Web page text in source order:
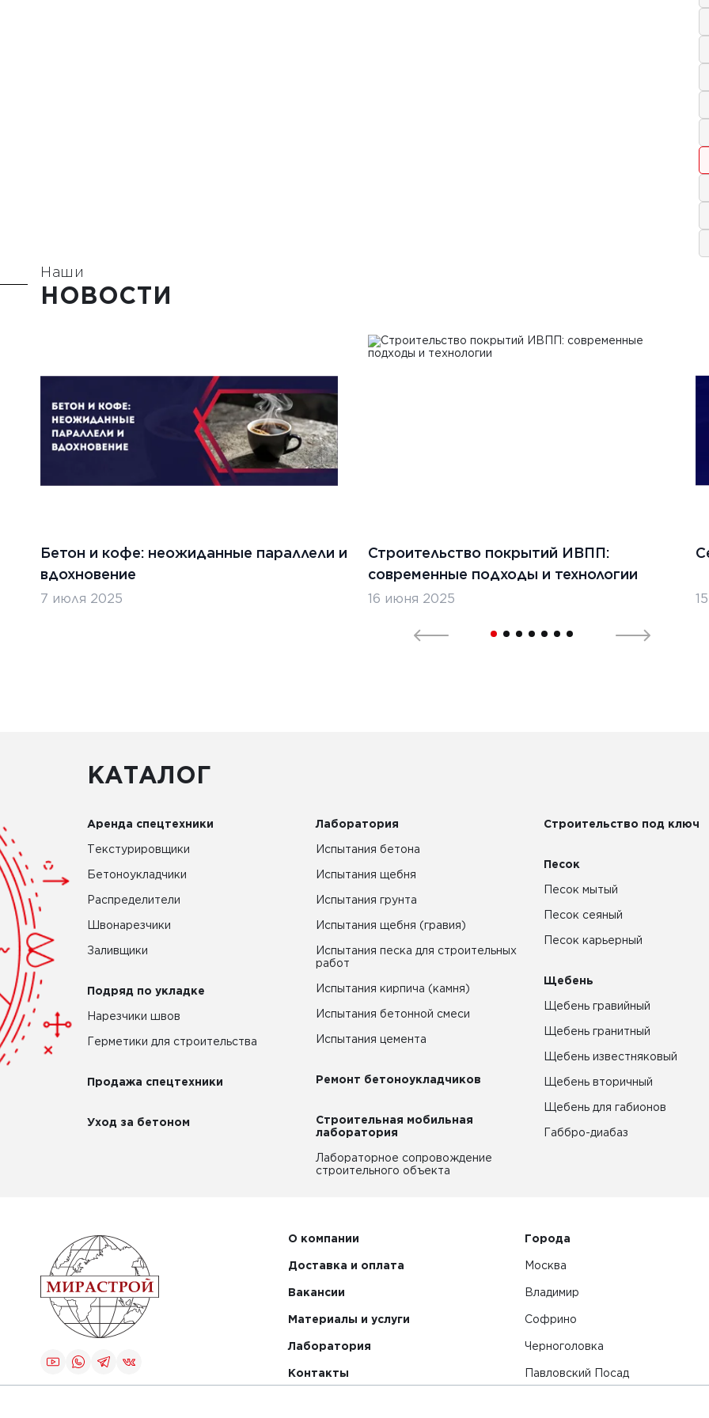
Наши
НОВОСТИ
Бетон и кофе: неожиданные параллели и
вдохновение
7 июля 2025
Строительство покрытий ИВПП:
современные подходы и технологии
16 июня 2025
КАТАЛОГ
Аренда спецтехники
Текстурировщики
Бетоноукладчики
Распределители
Швонарезчики
Заливщики
Подряд по укладке
Нарезчики швов
Герметики для строительства
Продажа спецтехники
Уход за бетоном
Лаборатория
Испытания бетона
Испытания щебня
Испытания грунта
Испытания щебня (гравия)
Испытания песка для строительных
работ
Испытания кирпича (камня)
Испытания бетонной смеси
Испытания цемента
Ремонт бетоноукладчиков
Строительная мобильная
лаборатория
Лабораторное сопровождение
строительного объекта
Строительство под ключ
Песок
Песок мытый
Песок сеяный
Песок карьерный
Щебень
Щебень гравийный
Щебень гранитный
Щебень известняковый
Щебень вторичный
Щебень для габионов
Габбро-диабаз
О компании
Доставка и оплата
Вакансии
Материалы и услуги
Лаборатория
Контакты
Города
Москва
Владимир
Софрино
Черноголовка
Павловский Посад